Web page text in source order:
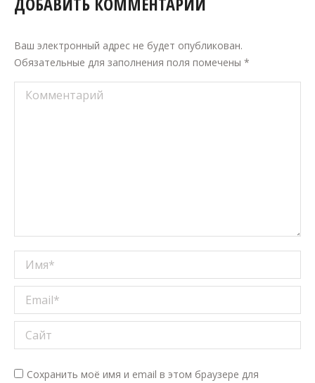
Ваш электронный адрес не будет опубликован.
Обязательные для заполнения поля помечены *
Комментарий
Имя *
Email *
Сайт
Сохранить моё имя и email в этом браузере для